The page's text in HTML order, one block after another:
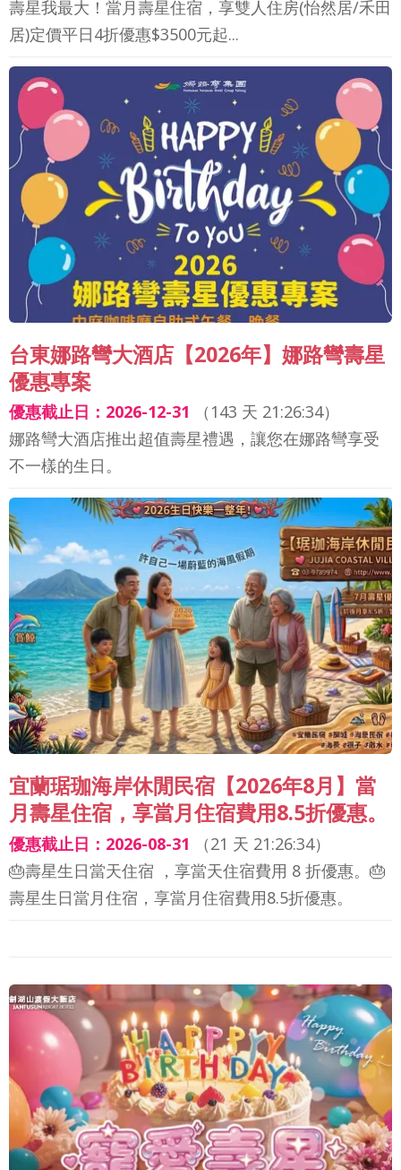
壽星我最大！當月壽星住宿，享雙人住房(怡然居/禾田
居)定價平日4折優惠$3500元起...
台東娜路彎大酒店【2026年】娜路彎壽星
優惠專案
優惠截止日：2026-12-31 （ 143 天 21:26:32）
娜路彎大酒店推出超值壽星禮遇，讓您在娜路彎享受
不一樣的生日。
宜蘭琚珈海岸休閒民宿【2026年8月】當
月壽星住宿，享當月住宿費用8.5折優惠。
優惠截止日：2026-08-31 （21 天 21:26:32）
🎂壽星生日當天住宿 ，享當天住宿費用 8 折優惠。🎂
壽星生日當月住宿，享當月住宿費用8.5折優惠。